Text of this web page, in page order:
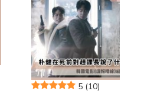
5 (10)